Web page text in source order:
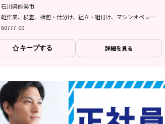
石川県能美市
軽作業、検査、梱包・仕分け、組立・組付け、マシンオペレーター、メンテナンス・保全
60777-00
キープする 詳細を見る